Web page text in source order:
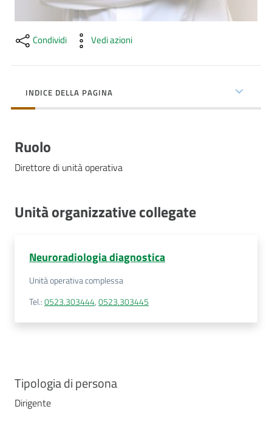
Novità
Imprese
Condividi Vedi azioni
INDICE DELLA PAGINA
Ruolo
Direttore di unità operativa
Unità organizzative collegate
Neuroradiologia diagnostica
Unità operativa complessa
Tel.:0523.303444,0523.303445
Tipologia di persona
Dirigente